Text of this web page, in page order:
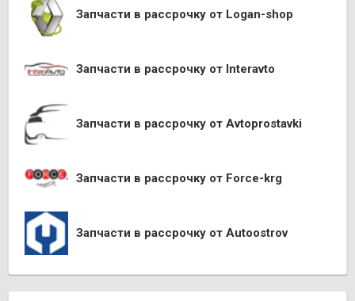
Запчасти в рассрочку от Logan-shop
Запчасти в рассрочку от Interavto
Запчасти в рассрочку от Avtoprostavki
Запчасти в рассрочку от Force-krg
Запчасти в рассрочку от Autoostrov